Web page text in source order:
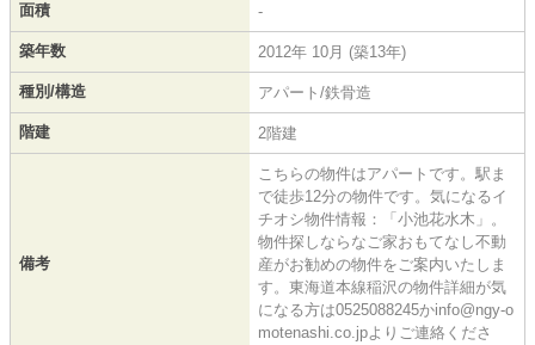
面積 -
築年数 2012年 10月 (築13年)
種別/構造 アパート/鉄骨造
階建 2階建
備考
こちらの物件はアパートです。駅ま
で徒歩12分の物件です。気になるイ
チオシ物件情報：「小池花水木」。
物件探しならなご家おもてなし不動
産がお勧めの物件をご案内いたしま
す。東海道本線稲沢の物件詳細が気
になる方は0525088245かinfo@ngy-o
motenashi.co.jpよりご連絡くださ